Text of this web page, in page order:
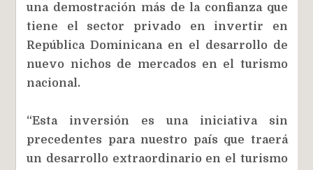
una demostración más de la confianza que
tiene el sector privado en invertir en
República Dominicana en el desarrollo de
nuevo nichos de mercados en el turismo
nacional.
“Esta inversión es una iniciativa sin
precedentes para nuestro país que traerá
un desarrollo extraordinario en el turismo